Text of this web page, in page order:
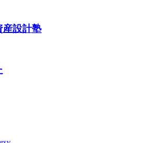
産設計塾